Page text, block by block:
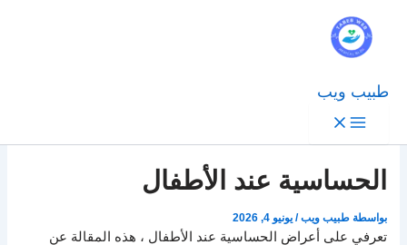
طبيب ويب
الحساسية عند الأطفال
بواسطة طبيب ويب/يونيو 4, 2026
تعرفي على أعراض الحساسية عند الأطفال ، هذه المقالة عن